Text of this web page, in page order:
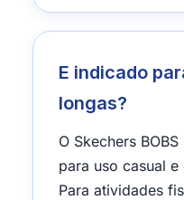
E indicado
longas?
O Skechers
para uso casual
Para atividades